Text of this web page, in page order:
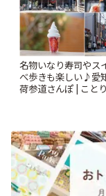
名物いなり寿司やス
べ歩きも楽しい♪愛
荷参道さんぽ | こと